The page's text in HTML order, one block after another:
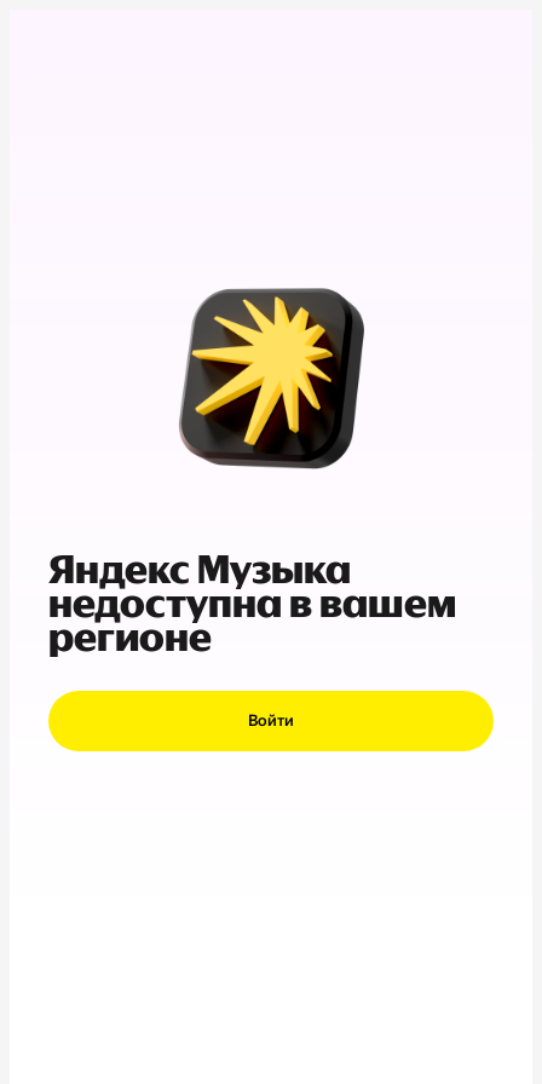
Яндекс Музыка
недоступна в вашем
регионе
Войти